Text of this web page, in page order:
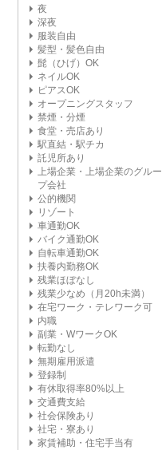
夜
深夜
服装自由
髪型・髪色自由
髭（ひげ）OK
ネイルOK
ピアスOK
オープニングスタッフ
禁煙・分煙
食堂・売店あり
駅直結・駅チカ
託児所あり
上場企業・上場企業のグルー
プ会社
公的機関
リゾート
車通勤OK
バイク通勤OK
自転車通勤OK
扶養内勤務OK
残業ほぼなし
残業少なめ（月20h未満）
在宅ワーク・テレワーク可
内職
副業・WワークOK
転勤なし
無期雇用派遣
登録制
有休取得率80%以上
交通費支給
社会保険あり
社宅・寮あり
家賃補助・住宅手当有